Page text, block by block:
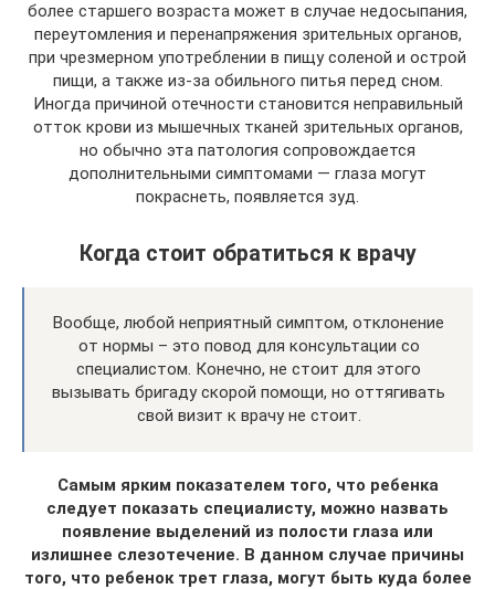
более старшего возраста может в случае недосыпания,
переутомления и перенапряжения зрительных органов,
при чрезмерном употреблении в пищу соленой и острой
пищи, а также из-за обильного питья перед сном.
Иногда причиной отечности становится неправильный
отток крови из мышечных тканей зрительных органов,
но обычно эта патология сопровождается
дополнительными симптомами — глаза могут
покраснеть, появляется зуд.
Когда стоит обратиться к врачу
Вообще, любой неприятный симптом, отклонение
от нормы – это повод для консультации со
специалистом. Конечно, не стоит для этого
вызывать бригаду скорой помощи, но оттягивать
свой визит к врачу не стоит.
Самым ярким показателем того, что ребенка
следует показать специалисту, можно назвать
появление выделений из полости глаза или
излишнее слезотечение. В данном случае причины
того, что ребенок трет глаза, могут быть куда более